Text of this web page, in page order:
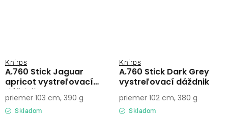
A.760 Stick Jaguar
apricot vystreľovací
dáždnik
Knirps
Skladom
priemer 103 cm, 390 g
A.760 Stick Dark Grey
vystreľovací dáždnik
Knirps
Skladom
priemer 102 cm, 380 g